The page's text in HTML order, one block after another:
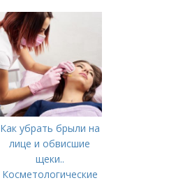
Как убрать брыли на
лице и обвисшие
щеки..
Косметологические